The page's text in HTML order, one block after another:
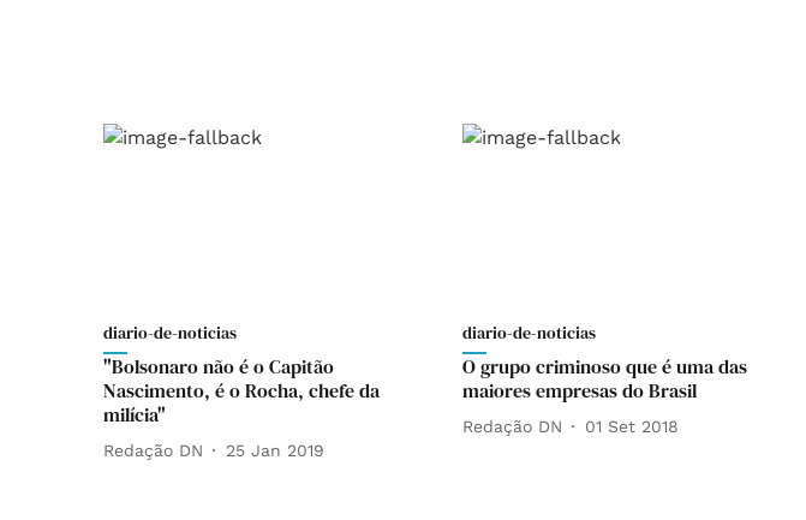
diario-de-noticias
"Bolsonaro não é o Capitão
Nascimento, é o Rocha, chefe da
milícia"
Redação DN 25 Jan 2019
diario-de-noticias
O grupo criminoso que é uma das
maiores empresas do Brasil
Redação DN 01 Set 2018